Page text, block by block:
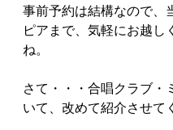
事前予約は結構なので、
ピアまで、気軽にお越し
ね。
さて・・・合唱クラブ・
いて、改めて紹介させて